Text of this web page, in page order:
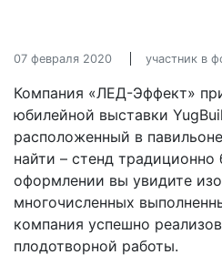
07 февраля 2020 участник в
Компания «ЛЕД-Эффект»
юбилейной выставки
расположенный в
найти – стенд традиционно
оформлении вы увидите
многочисленных
компания успешно
плодотворной работы.